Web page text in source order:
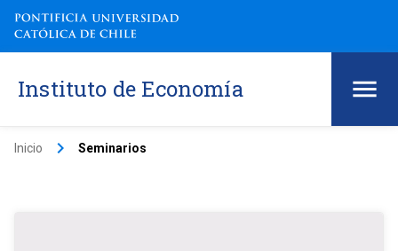
Instituto de Economía
Inicio keyboard_arrow_right Seminarios